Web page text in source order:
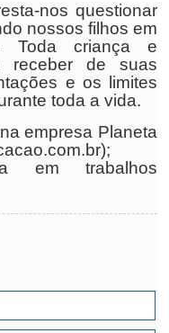
nos questionar
nossos filhos em
Toda criança e
receber de suas
e os limites
toda a vida.
na empresa Planeta
em trabalhos